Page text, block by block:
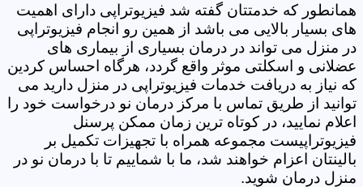
همانطور که خدمتتان گفته شد فیزیوتراپی دارای اهمیت
های بسیار بالایی می باشد از همین رو انجام فیزیوتراپی
در منزل می تواند در درمان بسیاری از بیماری های
عضلانی و اسکلتی موثر واقع گردد، هرگاه احساس کردین
که نیاز به دریافت خدمات فیزیوتراپی در منزل دارید می
توانید از طریق تماس با مرکز درمان نو درخواست خود را
اعلام نمایید، در کوتاه ترین زمان ممکن پرسنل
فیزیوتراپیست مجموعه همراه با تجهیزات تکمیل بر
بالینتان اعزام خواهند شد، ما با شماییم تا با درمان نو در
منزل درمان شوید.